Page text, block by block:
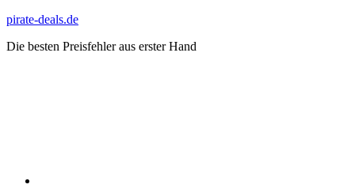
Zum
springen
pirate-deals.de
Die besten Preisfehler aus erster Hand